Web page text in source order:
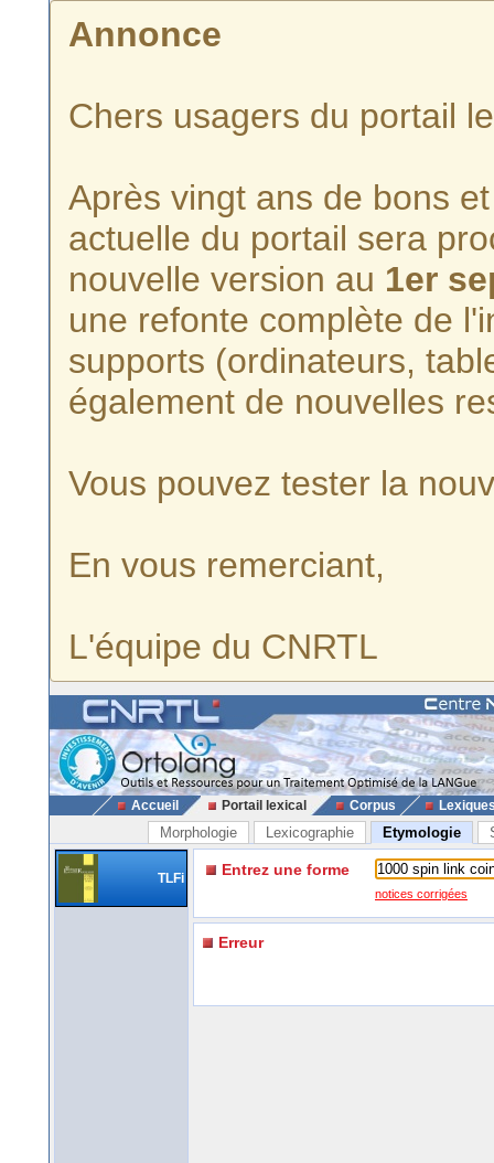
Annonce
Chers usagers du portail
Après vingt ans de bons
actuelle du portail sera
nouvelle version au 1er
une refonte complète de
supports (ordinateurs,
également de nouvelles
Vous pouvez tester la
En vous remerciant,
L'équipe du CNRTL
Accueil Portail lexical Corpus
Morphologie Lexicographie Etymologie
TLFi Entrez une forme
notices corrigées
Erreur